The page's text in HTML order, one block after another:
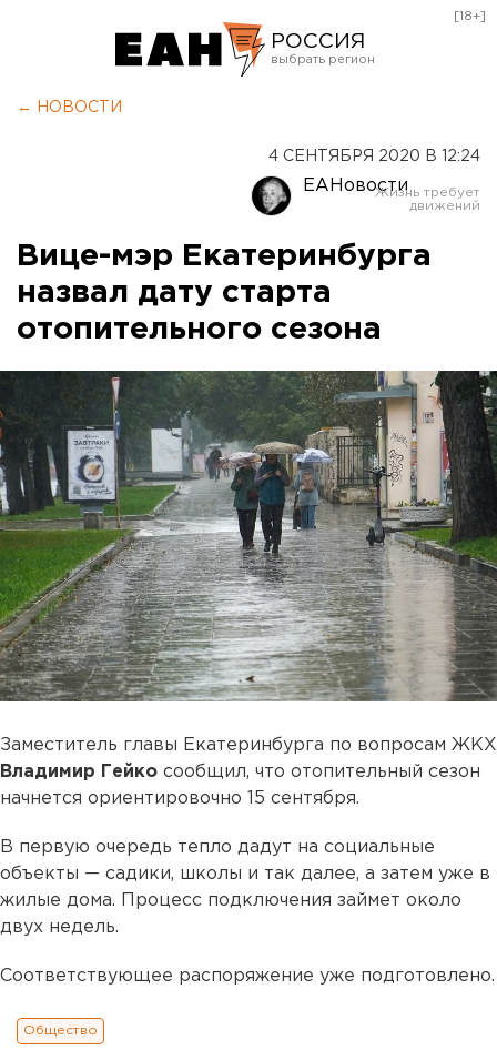
РОССИЯ
Оренбург
[18+]
← НОВОСТИ
4 СЕНТЯБРЯ 2020 В 12:24
ЕАНовости
Вице-мэр Екатеринбурга
назвал дату старта
отопительного сезона
Заместитель главы Екатеринбурга по вопросам ЖКХ
Владимир Гейко сообщил, что отопительный сезон
начнется ориентировочно 15 сентября.
В первую очередь тепло дадут на социальные
объекты — садики, школы и так далее, а затем уже в
жилые дома. Процесс подключения займет около
двух недель.
Соответствующее распоряжение уже подготовлено.
Общество